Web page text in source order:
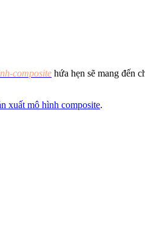
composite hứa hẹn sẽ mang đến
xuất mô hình composite.